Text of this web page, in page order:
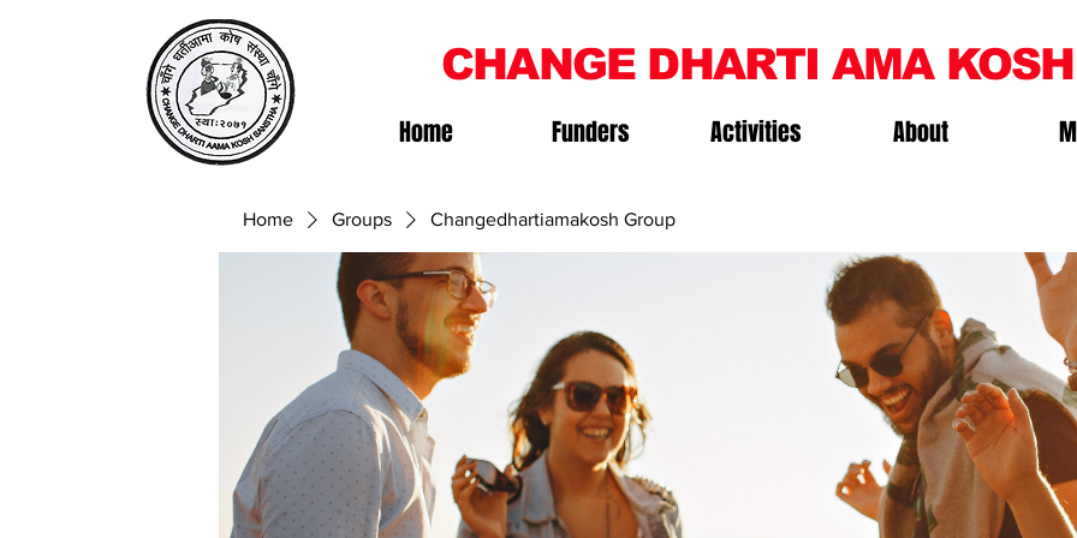
CHANGE DHARTI AMA KOSH
Home Funders Activities About
Home Groups Changedhartiamakosh Group